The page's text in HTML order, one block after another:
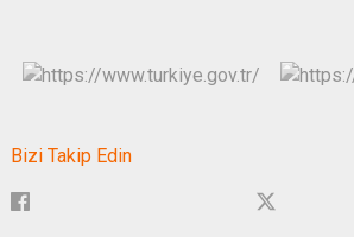
Bizi Takip Edin